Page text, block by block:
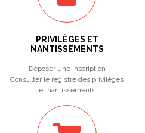
PRIVILÈGES ET
NANTISSEMENTS
Déposer une inscription
Consulter le registre des privilèges
et nantissements